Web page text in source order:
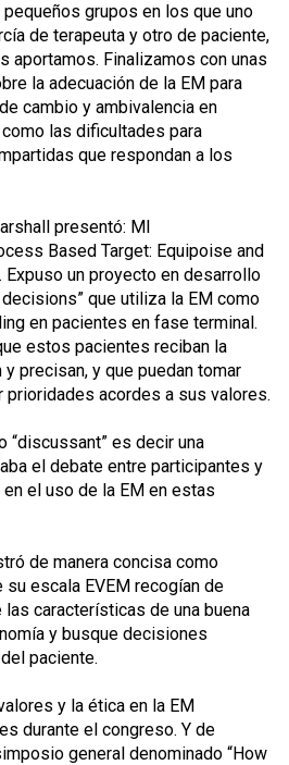
grupos en los que uno
de terapeuta y otro de paciente,
aportamos. Finalizamos con unas
la adecuación de la EM para
cambio y ambivalencia en
las dificultades para
que respondan a los
presentó: MI
Based Target: Equipoise and
un proyecto en desarrollo
decisions” que utiliza la EM como
en pacientes en fase terminal.
estos pacientes reciban la
precisan, y que puedan tomar
acordes a sus valores.
“discussant” es decir una
el debate entre participantes y
el uso de la EM en estas
de manera concisa como
escala EVEM recogían de
las características de una buena
y busque decisiones
paciente.
y la ética en la EM
durante el congreso. Y de
general denominado “How